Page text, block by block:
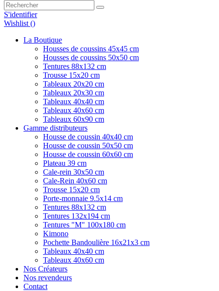
S'identifier
Wishlist ()
La Boutique
Housses de coussins 45x45 cm
Housses de coussins 50x50 cm
Tentures 88x132 cm
Trousse 15x20 cm
Tableaux 20x20 cm
Tableaux 20x30 cm
Tableaux 40x40 cm
Tableaux 40x60 cm
Tableaux 60x90 cm
Gamme distributeurs
Housse de coussin 40x40 cm
Housse de coussin 50x50 cm
Housse de coussin 60x60 cm
Plateau 39 cm
Cale-rein 30x50 cm
Cale-Rein 40x60 cm
Trousse 15x20 cm
Porte-monnaie 9.5x14 cm
Tentures 88x132 cm
Tentures 132x194 cm
Tentures "M" 100x180 cm
Kimono
Pochette Bandoulière 16x21x3 cm
Tableaux 40x40 cm
Tableaux 40x60 cm
Nos Créateurs
Nos revendeurs
Contact